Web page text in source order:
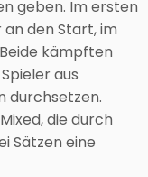
geben. Im ersten
den Start, im
kämpften
aus
durchsetzen.
die durch
Sätzen eine